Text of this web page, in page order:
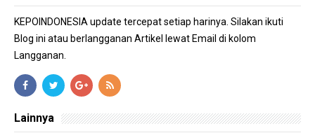
KEPOINDONESIA update tercepat setiap harinya. Silakan ikuti
Blog ini atau berlangganan Artikel lewat Email di kolom
Langganan.
Lainnya